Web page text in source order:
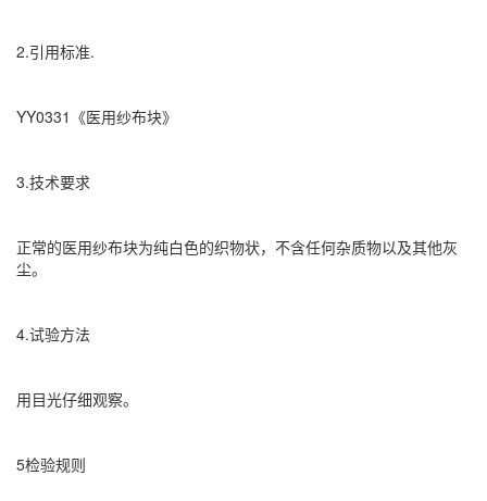
2.引用标准.
YY0331《医用纱布块》
3.技术要求
正常的医用纱布块为纯白色的织物状，不含任何杂质物以及其他灰
尘。
4.试验方法
用目光仔细观察。
5检验规则